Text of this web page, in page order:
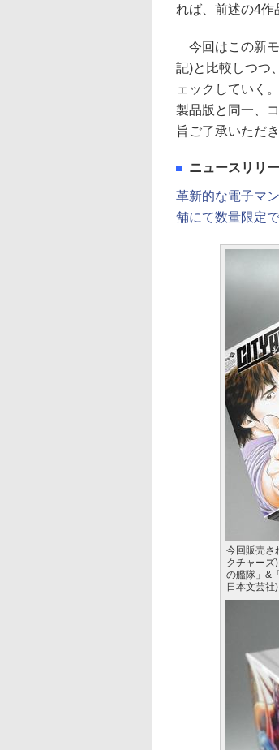
れば、前述の4作
今回はこの新モ
記)と比較しつつ
ェックしていく
製品版と同一、
旨ご了承いただき
ニュースリリ
革新的な電子マ
舗にて数量限定
今回販売さ
クチャーズ
の艦隊」&
日本文芸社